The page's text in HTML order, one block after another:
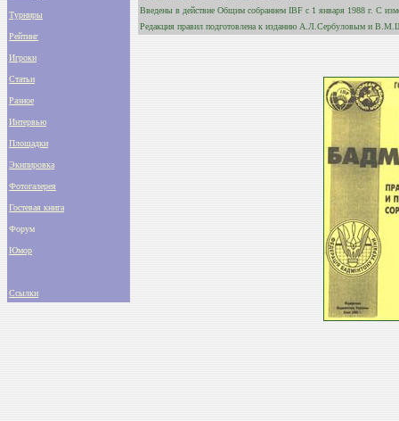
Турниры
Рейтинг
Игроки
Статьи
Разное
Интервью
Площадки
Экипировка
Фотогалерея
Гостевая книга
Форум
Юмор
Ссылки
Введены в действие Общим собранием IBF с 1 января 1988 г. С
Редакция правил подготовлена к изданию А.Л.Сербуловым и